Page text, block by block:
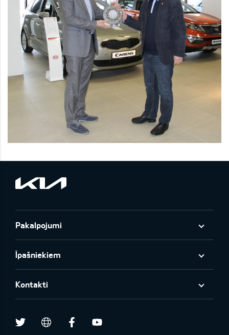
Pakalpojumi
Īpašniekiem
Kontakti
Twitter draugiem.lvFacebook